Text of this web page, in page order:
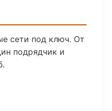
сети под ключ. От
подрядчик и